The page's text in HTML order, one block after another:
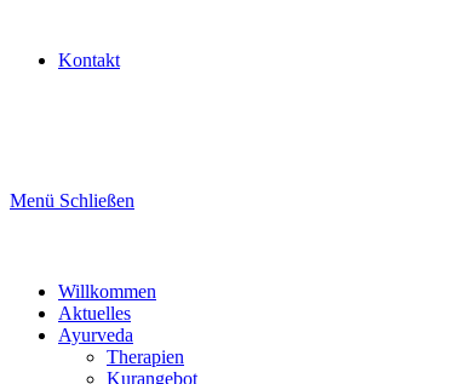
Kontakt
Menü Schließen
Willkommen
Aktuelles
Ayurveda
Therapien
Kurangebot